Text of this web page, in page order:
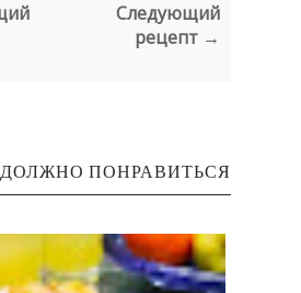
Следующий
рецепт →
ПОНРАВИТЬСЯ